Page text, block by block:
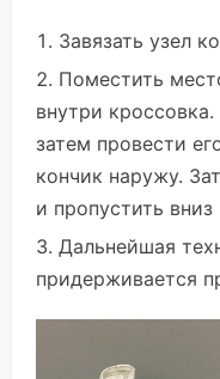
Завязать узел
Поместить
внутри
затем провести
кончик наружу.
и пропустить
Дальнейшая
придерживается